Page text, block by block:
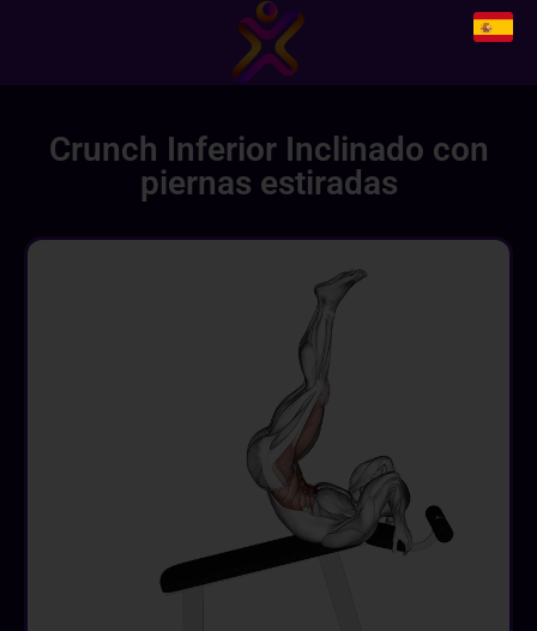
Crunch Inferior Inclinado con
piernas estiradas